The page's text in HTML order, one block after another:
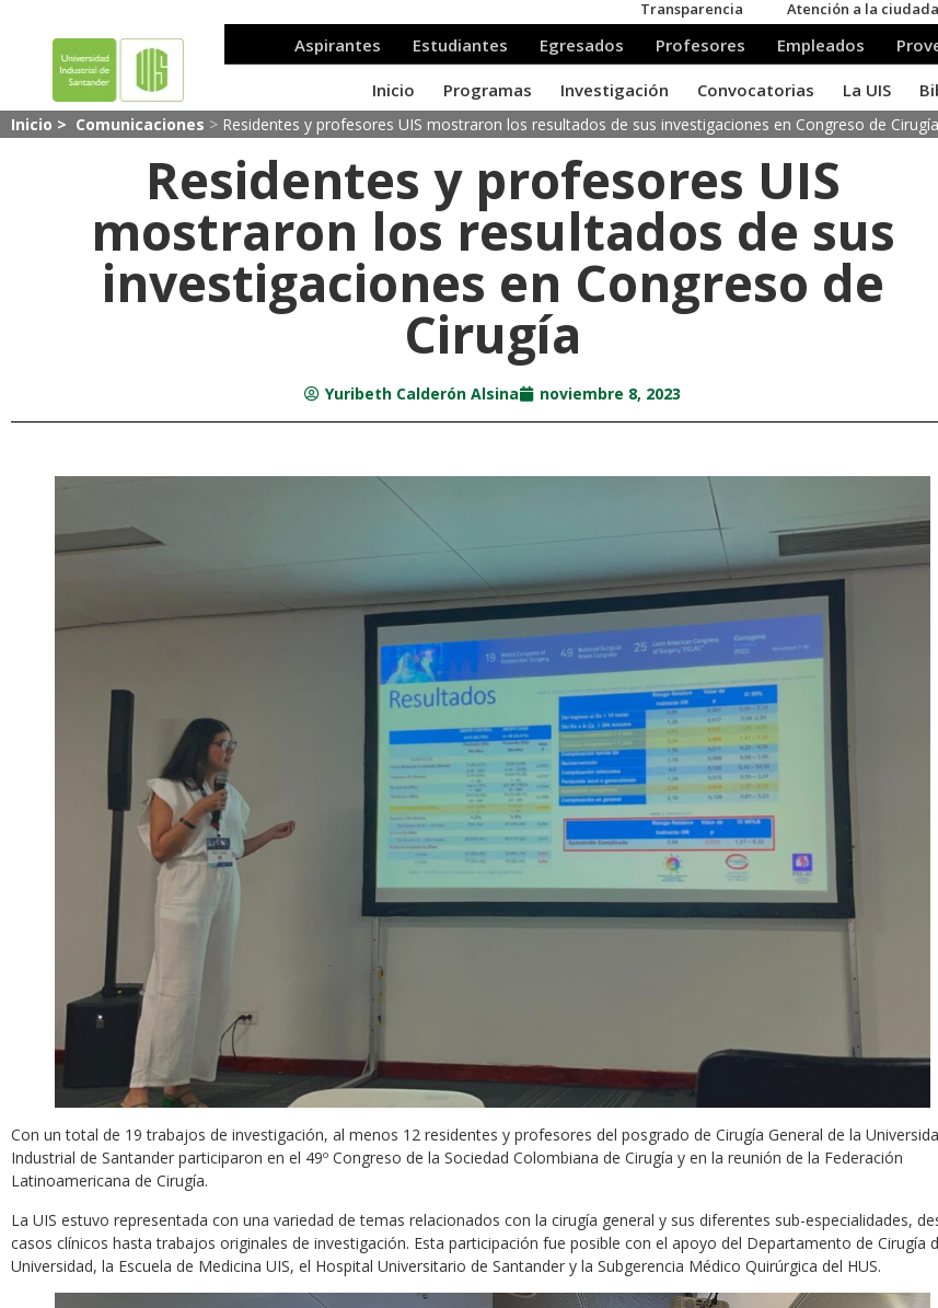
Inicio > Comunicaciones > Residentes y profesores UIS mostraron los resultados de sus investigaciones en Congreso de Cirugía
Residentes y profesores UIS
mostraron los resultados de sus
investigaciones en Congreso de
Cirugía
Yuribeth Calderón Alsina noviembre 8, 2023
Con un total de 19 trabajos de investigación, al menos 12 residentes y profesores del posgrado de Cirugía General de la
Industrial de Santander participaron en el 49º Congreso de la Sociedad Colombiana de Cirugía y en la reunión de la Federación
Latinoamericana de Cirugía.
La UIS estuvo representada con una variedad de temas relacionados con la cirugía general y sus diferentes sub-especialidades,
casos clínicos hasta trabajos originales de investigación. Esta participación fue posible con el apoyo del Departamento de Cirugía
Universidad, la Escuela de Medicina UIS, el Hospital Universitario de Santander y la Subgerencia Médico Quirúrgica del HUS.